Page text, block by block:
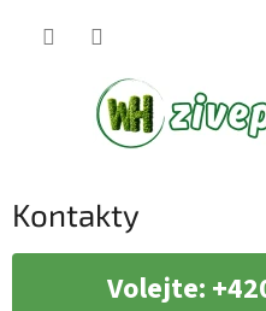
Kontakty
Volejte: